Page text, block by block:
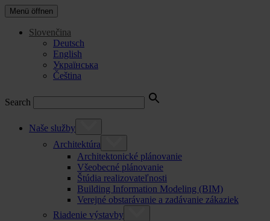
Menü öffnen
Slovenčina
Deutsch
English
Українська
Čeština
Search
Naše služby
Architektúra
Architektonické plánovanie
Všeobecné plánovanie
Štúdia realizovateľnosti
Building Information Modeling (BIM)
Verejné obstarávanie a zadávanie zákaziek
Riadenie výstavby